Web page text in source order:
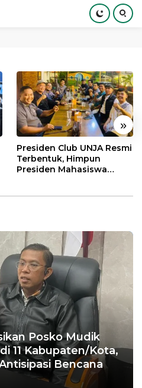
»
Presiden Club UNJA Resmi
Terbentuk, Himpun
Presiden Mahasiswa
Posko Mudik
11 Kabupaten/Kota,
Bencana